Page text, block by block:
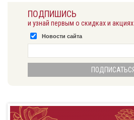
ПОДПИШИСЬ
и узнай первым о скидках и акциях
Новости сайта